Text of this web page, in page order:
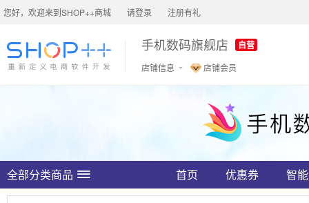
您好，欢迎来到SHOP++商城 请登录 注册有礼
手机数码旗舰店 自营
店铺信息 店铺会员
全部分类商品 首页 优惠券 智